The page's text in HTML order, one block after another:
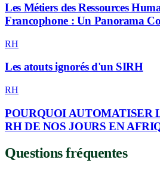
Les Métiers des Ressources
Francophone : Un Panorama
RH
Les atouts ignorés d'un SIRH
RH
POURQUOI AUTOMATISER
RH DE NOS JOURS EN
Questions fréquentes